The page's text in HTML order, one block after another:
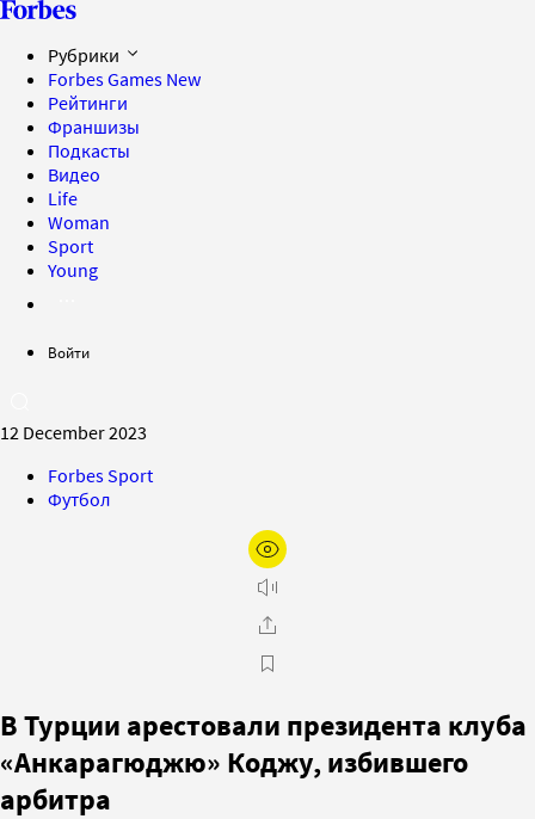
Рубрики
Forbes Games New
Рейтинги
Франшизы
Подкасты
Видео
Life
Woman
Sport
Young
Войти
12 December 2023
Forbes Sport
Футбол
В Турции арестовали президента клуба
«Анкарагюджю» Коджу, избившего
арбитра